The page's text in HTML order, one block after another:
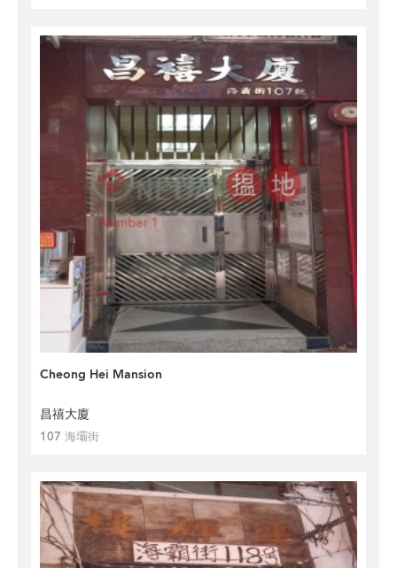
Cheong Hei Mansion
昌禧大廈
107 海壩街